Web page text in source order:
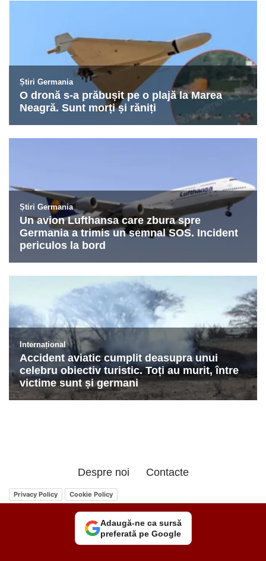
Despre noi Contacte
Privacy Policy Cookie Policy
Adaugă-ne ca sursă
preferată pe Google